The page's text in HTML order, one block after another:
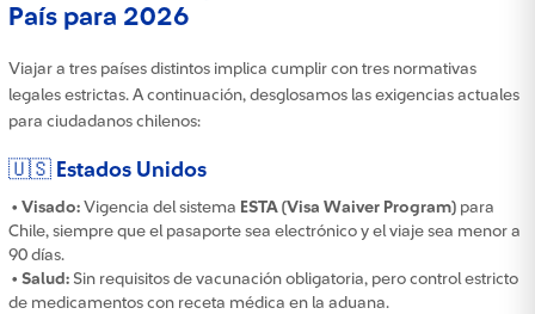
País para 2026
Viajar a tres países distintos implica cumplir con tres normativas
legales estrictas. A continuación, desglosamos las exigencias actuales
para ciudadanos chilenos:
🇺🇸 Estados Unidos
• Visado: Vigencia del sistema ESTA (Visa Waiver Program) para
Chile, siempre que el pasaporte sea electrónico y el viaje sea menor a
90 días.
• Salud: Sin requisitos de vacunación obligatoria, pero control estricto
de medicamentos con receta médica en la aduana.